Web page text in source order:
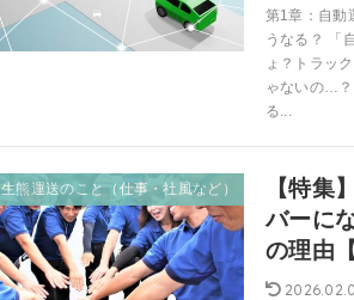
第1章：自動
うなる？ 「
ょ？トラッ
ゃないの…？
る...
生熊運送のこと（仕事・社風など）
【特集
バーに
の理由